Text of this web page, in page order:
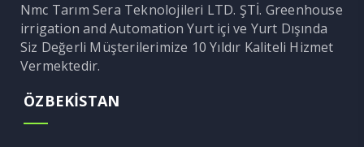
Nmc Tarım Sera Teknolojileri LTD. ŞTİ. Greenhouse
irrigation and Automation Yurt içi ve Yurt Dışında
Siz Değerli Müşterilerimize 10 Yıldır Kaliteli Hizmet
Vermektedir.
ÖZBEKİSTAN